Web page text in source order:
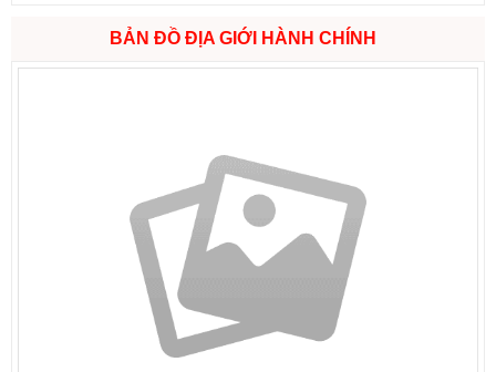
BẢN ĐỒ ĐỊA GIỚI HÀNH CHÍNH